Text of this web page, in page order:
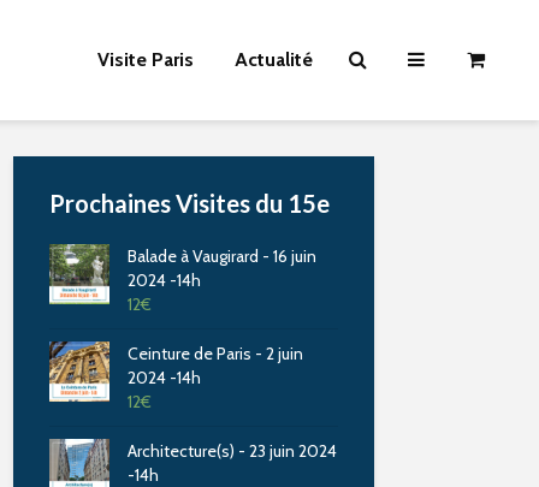
Visite Paris Actualité
Prochaines Visites du 15e
Balade à Vaugirard - 16 juin
2024 -14h
12€
Ceinture de Paris - 2 juin
2024 -14h
12€
Architecture(s) - 23 juin 2024
-14h